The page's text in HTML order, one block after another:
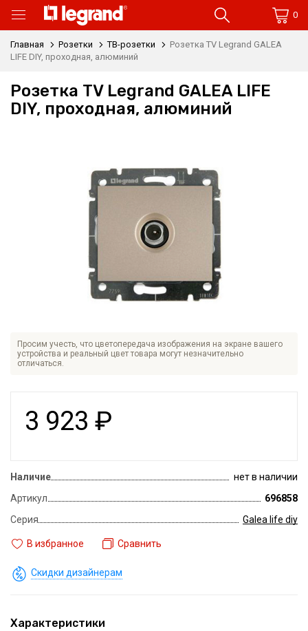
0
Главная Розетки ТВ-розетки
Розетка TV Legrand GALEA
LIFE DIY, проходная, алюминий
Розетка TV Legrand GALEA LIFE
DIY, проходная, алюминий
Просим учесть, что цветопередача изображения на экране вашего
устройства и реальный цвет товара могут незначительно
отличаться.
3 923 ₽
Наличие
нет в наличии
Артикул
696858
Серия
Galea life diy
В избранное Сравнить
Скидки дизайнерам
Характеристики